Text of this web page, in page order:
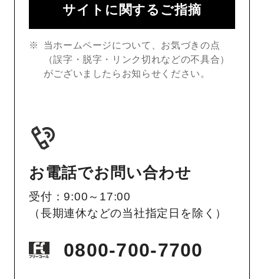
サイトに関するご指摘
当ホームページについて、お気づきの点
（誤字・脱字・リンク切れなどの不具合）
がございましたらお知らせください。
お電話でお問い合わせ
受付：9:00～17:00
（長期連休などの当社指定日を除く）
0800-700-7700